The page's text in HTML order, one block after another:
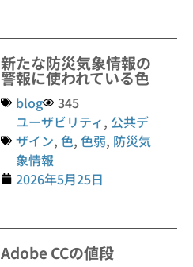
新たな防災気象情報の
警報に使われている色
blog
345
ユーザビリティ, 公共デ
ザイン,色,色弱, 防災気
象情報
2026年5月25日
Adobe CCの値段